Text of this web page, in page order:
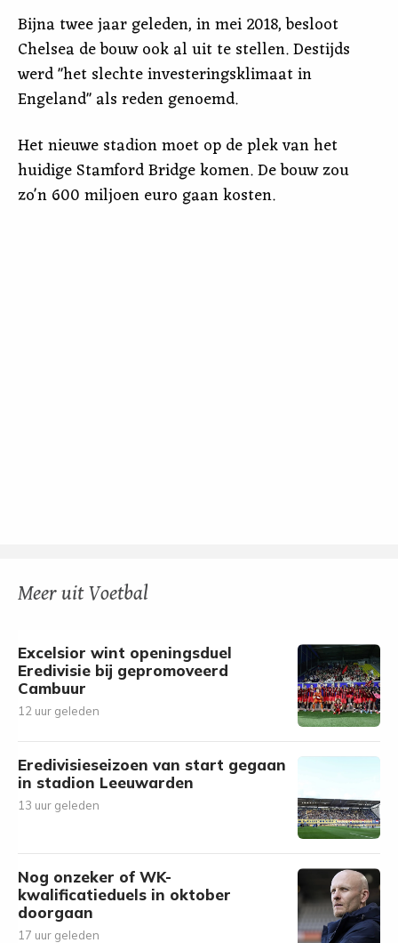
Bijna twee jaar geleden, in mei 2018, besloot
Chelsea de bouw ook al uit te stellen. Destijds
werd "het slechte investeringsklimaat in
Engeland" als reden genoemd.
Het nieuwe stadion moet op de plek van het
huidige Stamford Bridge komen. De bouw zou
zo'n 600 miljoen euro gaan kosten.
Meer uit Voetbal
Excelsior wint openingsduel
Eredivisie bij gepromoveerd
Cambuur
12 uur geleden
Eredivisieseizoen van start gegaan
in stadion Leeuwarden
13 uur geleden
Nog onzeker of WK-
kwalificatieduels in oktober
doorgaan
17 uur geleden